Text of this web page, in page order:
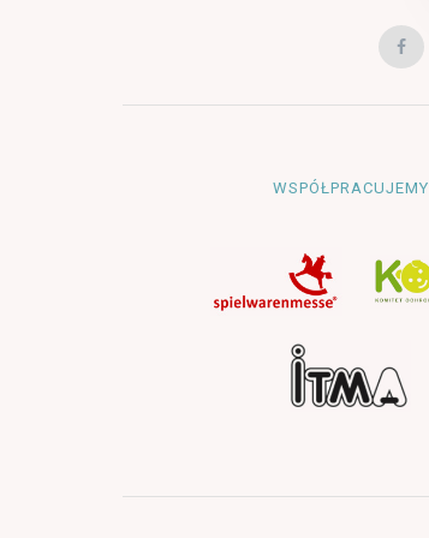
WSPÓŁPRACUJEMY